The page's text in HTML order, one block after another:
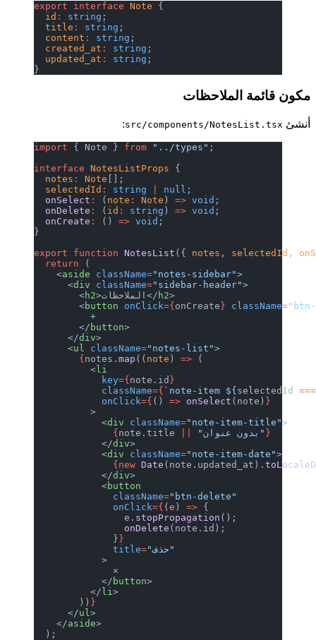
export interface Note {
  id
string
  title
string
  content
string
  created_at
string
  updated_at
string
مكون قائمة الملاحظات
أنشئsrc/components/NotesList.tsx
:
import { Note } from "../types"
interface NotesListProps {
  notes
Note [];
  selectedId
string null
  onSelect
(note Note ) => void
  onDelete
( id string ) => void
  onCreate
() => void
export function NotesList ({ notes , selectedId ,
  return
(
    <
aside className= "notes-sidebar"
      <
div className= "sidebar-header"
        <
h2 >الملاحظات</h2
        <
button onClick={onCreate className=
          +
        </
button
      </
div
      <
ul className= "notes-list"
        {
notes.map ((note ) =>
(
          <
li
            key
={note.id
            className
={ `note-item ${selectedId
            onClick
={ () => onSelect (note)
          >
            <
div className= "note-item-title"
              {
note.title "بدون عنوان"
            </
div
            <
div className= "note-item-date"
              {new
Date (note.updated_at).
            </
div
            <
button
              className
= "btn-delete"
              onClick
={( e ) => {
                e.
stopPropagation ();
                onDelete
(note.id);
              }
              title
=
            >
              ×
            </
button
          </
li
        ))
      </
ul
    </
aside
  );